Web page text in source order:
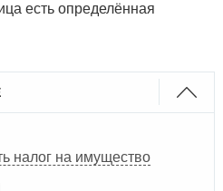
есть определённая
налог на имущество